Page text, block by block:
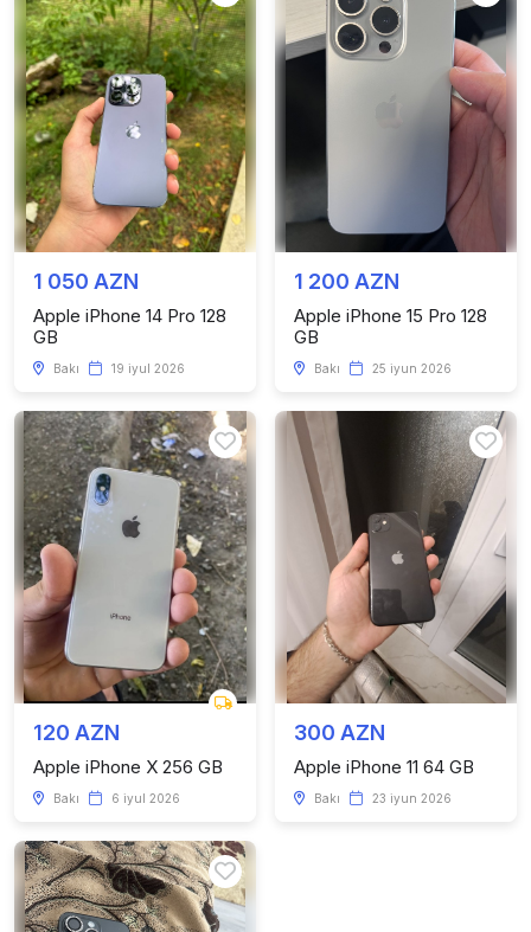
1 050 AZN
Apple iPhone 14 Pro 128
GB
Bakı 19 iyul 2026
1 200 AZN
Apple iPhone 15 Pro 128
GB
Bakı 25 iyun 2026
120 AZN
Apple iPhone X 256 GB
Bakı 6 iyul 2026
300 AZN
Apple iPhone 11 64 GB
Bakı 23 iyun 2026